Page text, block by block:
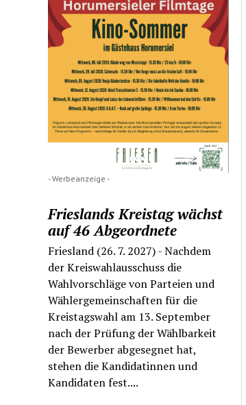
- Werbeanzeige -
Frieslands Kreistag wächst
auf 46 Abgeordnete
Friesland (26. 7. 2027) - Nachdem
der Kreiswahlausschuss die
Wahlvorschläge von Parteien und
Wählergemeinschaften für die
Kreistagswahl am 13. September
nach der Prüfung der Wählbarkeit
der Bewerber abgesegnet hat,
stehen die Kandidatinnen und
Kandidaten fest....